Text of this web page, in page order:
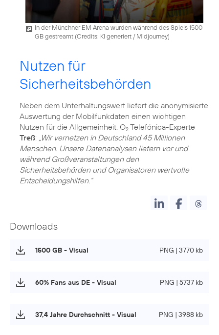
In der Münchner EM Arena wurden während des Spiels 1500
GB gestreamt (Credits: KI generiert / Midjourney)
Nutzen für
Sicherheitsbehörden
Neben dem Unterhaltungswert liefert die anonymisierte
Auswertung der Mobilfunkdaten einen wichtigen
Nutzen für die Allgemeinheit. O2 Telefónica-Experte
Treß: „Wir vernetzen in Deutschland 45 Millionen
Menschen. Unsere Datenanalysen liefern vor und
während Großveranstaltungen den
Sicherheitsbehörden und Organisatoren wertvolle
Entscheidungshilfen.“
Downloads
1500 GB - Visual PNG | 3770 kb
60% Fans aus DE - Visual PNG | 5737 kb
37,4 Jahre Durchschnitt - Visual PNG | 3988 kb